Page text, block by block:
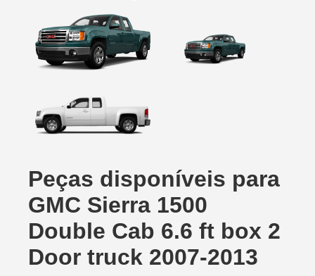
Peças disponíveis para
GMC Sierra 1500
Double Cab 6.6 ft box 2
Door truck 2007-2013